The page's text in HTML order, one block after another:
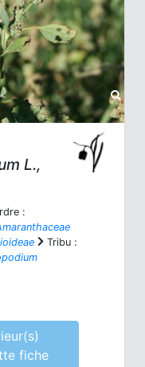
L.,
:
Tribu :
agrégé(s) sur cette fiche